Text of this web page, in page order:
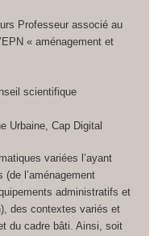
Professeur associé au
« aménagement et
scientifique
Urbaine, Cap Digital
variées l’ayant
l’aménagement
administratifs et
des contextes variés et
du cadre bâti. Ainsi, soit